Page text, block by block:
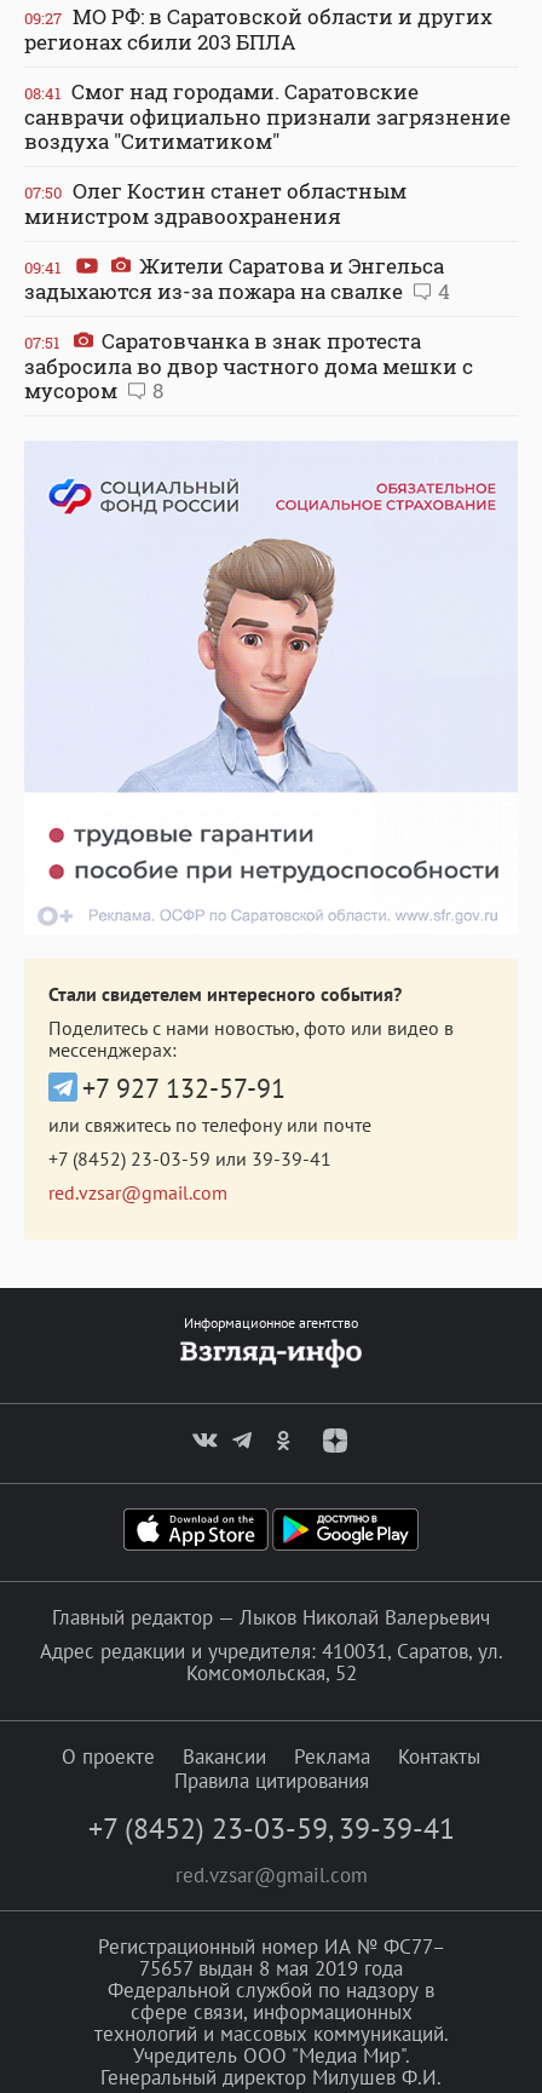
09:27 МО РФ: в Саратовской области и других
регионах сбили 203 БПЛА
08:41 Смог над городами. Саратовские
санврачи официально признали загрязнение
воздуха "Ситиматиком"
07:50 Олег Костин станет областным
министром здравоохранения
09:41
Жители Саратова и Энгельса
задыхаются из-за пожара на свалке
4
07:51
Саратовчанка в знак протеста
забросила во двор частного дома мешки с
мусором
8
Стали свидетелем интересного события?
Поделитесь с нами новостью, фото или видео в
мессенджерах:
+7 927 132-57-91
или свяжитесь по телефону или почте
+7 (8452) 23-03-59 или 39-39-41
red.vzsar@gmail.com
Информационное агентство
Главный редактор — Лыков Николай Валерьевич
Адрес редакции и учредителя: 410031, Саратов, ул.
Комсомольская, 52
О проекте Вакансии Реклама
Контакты
Правила цитирования
+7 (8452) 23-03-59, 39-39-41
red.vzsar@gmail.com
Регистрационный номер ИА № ФС77–
75657 выдан 8 мая 2019 года
Федеральной службой по надзору в
сфере связи, информационных
технологий и массовых коммуникаций.
Учредитель ООО "Медиа Мир".
Генеральный директор Милушев Ф.И.